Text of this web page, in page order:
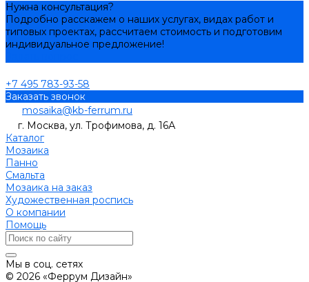
Нужна консультация?
Подробно расскажем о наших услугах, видах работ и
типовых проектах, рассчитаем стоимость и подготовим
индивидуальное предложение!
+7 495 783-93-58
Заказать звонок
mosaika@kb-ferrum.ru
г. Москва, ул. Трофимова, д. 16А
Каталог
Мозаика
Панно
Смальта
Мозаика на заказ
Художественная роспись
О компании
Помощь
Мы в соц. сетях
© 2026 «Феррум Дизайн»